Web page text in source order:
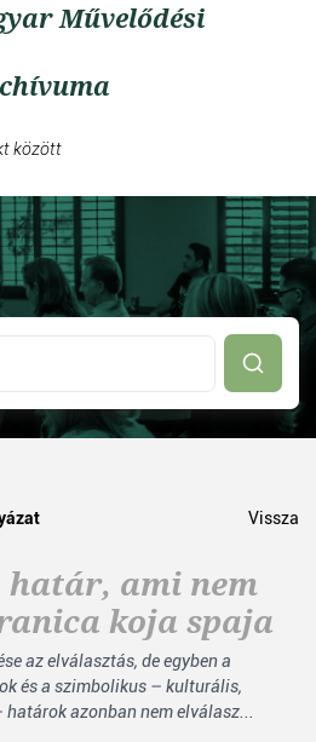
Művelődési
között
Vissza
határ, ami nem
koja spaja
az elválasztás, de egyben a
és a szimbolikus – kulturális,
azonban nem elválasz...